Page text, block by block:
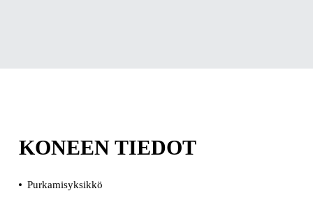
KONEEN TIEDOT
Purkamisyksikkö